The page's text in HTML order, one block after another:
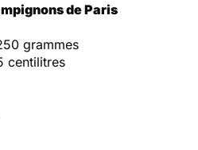
de Paris
grammes
centilitres